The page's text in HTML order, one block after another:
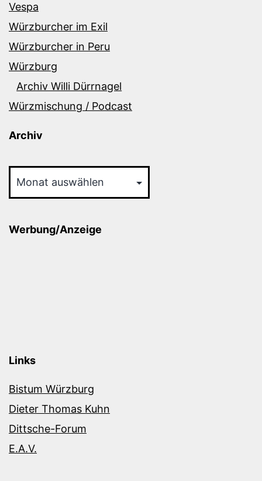
Vespa
Würzburcher im Exil
Würzburcher in Peru
Würzburg
Archiv Willi Dürrnagel
Würzmischung / Podcast
Archiv
Werbung/Anzeige
Links
Bistum Würzburg
Dieter Thomas Kuhn
Dittsche-Forum
E.A.V.